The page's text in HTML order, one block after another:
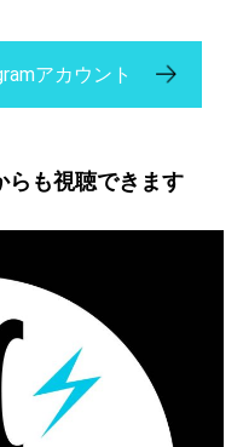
アカウント
らも視聴できます